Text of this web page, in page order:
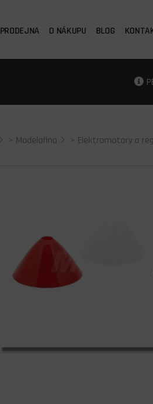
PRODEJNA O NÁKUPU BLOG
> Modelařina > Elektromotory a